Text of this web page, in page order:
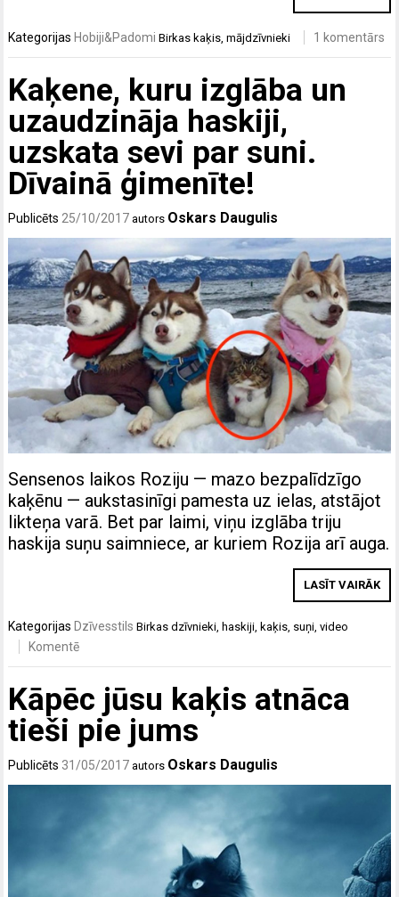
Kategorijas Hobiji&Padomi Birkas kaķis ,mājdzīvnieki 1 komentārs
Kaķene, kuru izglāba un
uzaudzināja haskiji,
uzskata sevi par suni.
Dīvainā ģimenīte!
Publicēts25/10/2017 autors Oskars Daugulis
Sensenos laikos Roziju — mazo bezpalīdzīgo
kaķēnu — aukstasinīgi pamesta uz ielas, atstājot
likteņa varā. Bet par laimi, viņu izglāba triju
haskija suņu saimniece, ar kuriem Rozija arī auga.
LASĪT VAIRĀK
Kategorijas Dzīvesstils Birkasdzīvnieki ,haskiji ,kaķis suņi ,video
Komentē
Kāpēc jūsu kaķis atnāca
tieši pie jums
Publicēts 31/05/2017 autors Oskars Daugulis